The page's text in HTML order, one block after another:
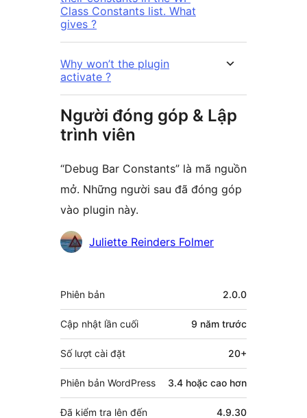
Class Constants list. What
gives ?
Why won’t the plugin
activate ?
Người đóng góp & Lập
trình viên
“Debug Bar Constants” là mã nguồn
mở. Những người sau đã đóng góp
vào plugin này.
Những
góp
Juliette Reinders Folmer
Meta
Phiên bản 2.0.0
Cập nhật lần cuối 9 năm trước
Số lượt cài đặt 20+
Phiên bản WordPress 3.4 hoặc cao hơn
Đã kiểm tra lên đến 4.9.30